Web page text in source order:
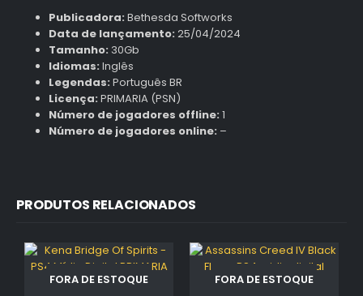
Publicadora: Bethesda Softworks
Data de lançamento: 25/04/2024
Tamanho: 30Gb
Idiomas: Inglês
Legendas: Português BR
Licença: PRIMARIA (PSN)
Número de jogadores offline: 1
Número de jogadores online: –
PRODUTOS RELACIONADOS
FORA DE ESTOQUE FORA DE ESTOQUE